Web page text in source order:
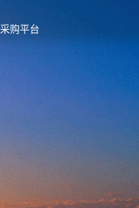
采购平台